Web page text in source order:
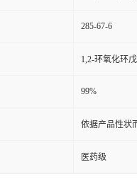
285-67-6
1,2-环氧化环
99%
依据产品性状
医药级